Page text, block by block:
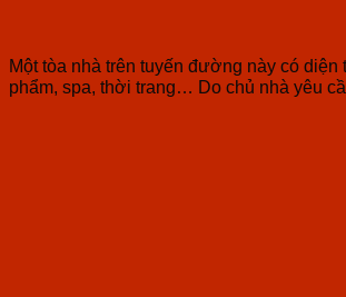
Một tòa nhà trên tuyến đường này có
phẩm, spa, thời trang… Do chủ nhà yêu